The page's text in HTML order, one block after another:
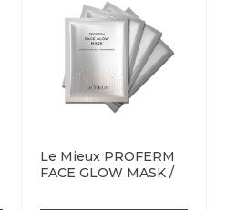
Le Mieux PROFERM
FACE GLOW MASK /
ферментами для